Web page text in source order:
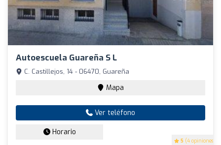
Autoescuela Guareña S L
5 (4 opiniones)
C. Castillejos, 14 - 06470, Guareña
Mapa
Ver teléfono
Horario